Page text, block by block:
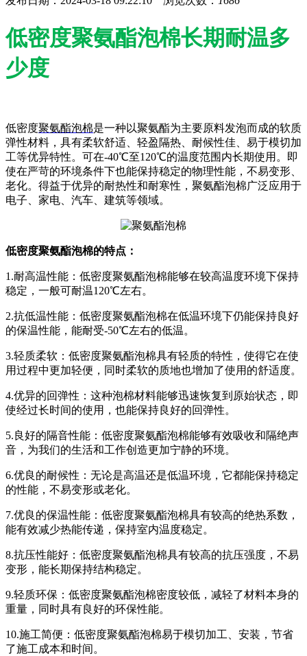
低密度聚氨酯泡棉长期耐温多
少度
低密度聚氨酯泡棉是一种以聚氨酯为主要原料发泡而成的软质
弹性材料，具有柔软舒适、轻盈隔热、耐候性佳、易于模切加
工等优异特性。可在-40℃至120℃的温度范围内长期使用。即
使在严苛的环境条件下也能保持稳定的物理性能，不易变形、
老化。得益于优异的耐热性和耐寒性，聚氨酯泡棉广泛应用于
电子、家电、汽车、建筑等领域。
低密度聚氨酯泡棉的特点：
1.耐高温性能：低密度聚氨酯泡棉能够在较高温度环境下保持
稳定，一般可耐温120℃左右。
2.抗低温性能：低密度聚氨酯泡棉在低温环境下仍能保持良好
的保温性能，能耐受-50℃左右的低温。
3.轻质柔软：低密度聚氨酯泡棉具有轻质的特性，使得它在使
用过程中更加轻便，同时柔软的质地也增加了使用的舒适度。
4.优异的回弹性：这种泡棉材料能够迅速恢复到原始状态，即
使经过长时间的使用，也能保持良好的回弹性。
5.良好的隔音性能：低密度聚氨酯泡棉能够有效吸收和隔绝声
音，为我们的生活和工作创造更加宁静的环境。
6.优良的耐候性：无论是高温还是低温环境，它都能保持稳定
的性能，不易变形或老化。
7.优良的保温性能：低密度聚氨酯泡棉具有较高的绝热系数，
能有效减少热能传递，保持室内温度稳定。
8.抗压性能好：低密度聚氨酯泡棉具有较高的抗压强度，不易
变形，能长期保持结构稳定。
9.轻质环保：低密度聚氨酯泡棉密度较低，减轻了材料本身的
重量，同时具有良好的环保性能。
10.施工简便：低密度聚氨酯泡棉易于模切加工、安装，节省
了施工成本和时间。